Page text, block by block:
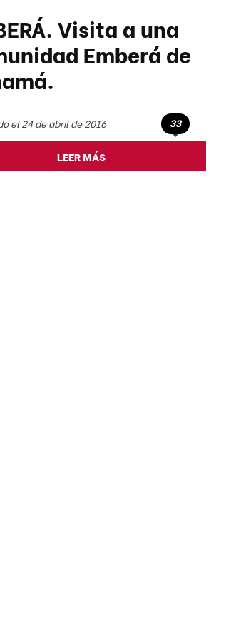
Visita a una
Emberá de
el 24 de abril de 2016 33
LEER MÁS